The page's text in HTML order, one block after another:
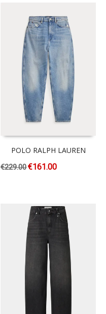
POLO RALPH LAUREN
€229.00€161.00